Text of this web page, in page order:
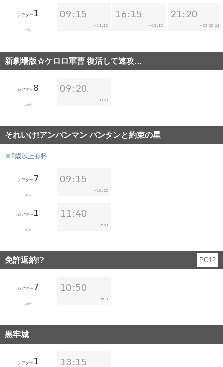
シアター 1
109分
09:15
~11:15
16:15
~18:15
21:20
~ 23:20 [L]
新劇場版☆ケロロ軍曹 復活して速攻…
シアター8
109分
09:20
~11:20
それいけ!アンパンマン パンタンと約束の星
※2歳以上有料
シアター 7
62分
09:15
~10:25
シアター 1
62分
11:40
~12:50
免許返納!? PG12
シアター 7
119分
10:50
~13:00
黒牢城
シアター 1 13:15